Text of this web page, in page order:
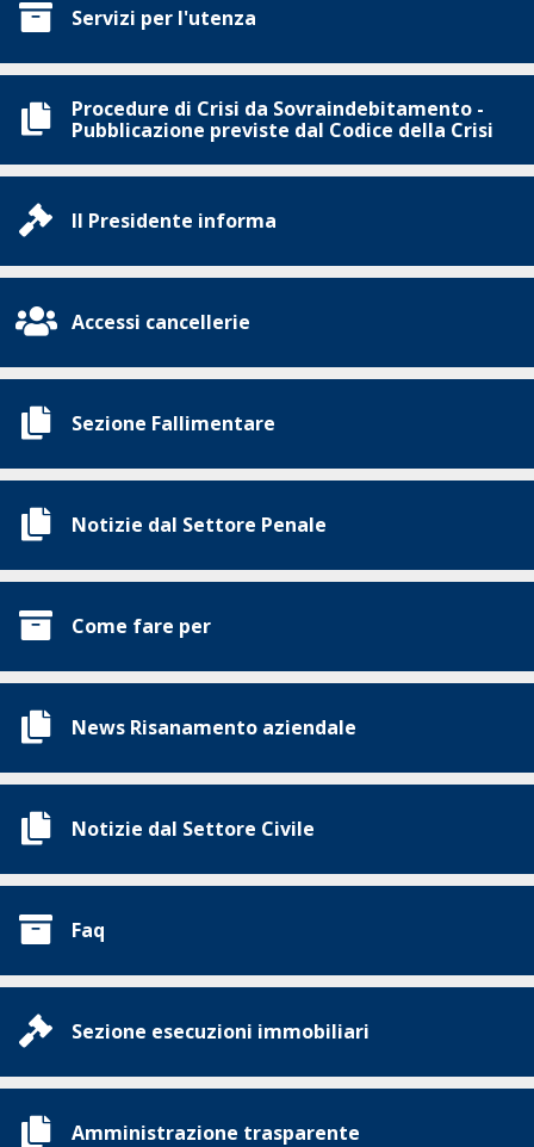
Servizi per l'utenza
Procedure di Crisi da Sovraindebitamento -
Pubblicazione previste dal Codice della Crisi
Il Presidente informa
Accessi cancellerie
Sezione Fallimentare
Notizie dal Settore Penale
Come fare per
News Risanamento aziendale
Notizie dal Settore Civile
Faq
Sezione esecuzioni immobiliari
Amministrazione trasparente